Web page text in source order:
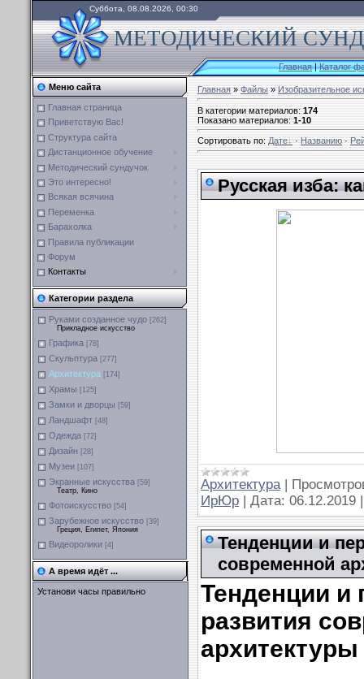
Суббота, 08.08.2026, 00:30
МЕТОДИЧЕСКИЙ
Главная|Каталог
Меню сайта
Главная страница
Приветствую Вас!
Структура сайта
Дистанционное обучение
Методический сундучок
Это интересно!
Всякая всячина
Переменка
Барахолка
Правила публикации
Форум
Контакты
Категории раздела
Руками созданное чудо [262]
Прикладное искусство
Графика [78]
Скульптура [277]
Архитектура [174]
Храмы [125]
Замки и дворцы [59]
Ландшафт [48]
Одежда [72]
Дизайн [28]
Музеи [107]
Экранные искусства [59]
Театр, Кино
Фотоискусство [54]
Зарубежное искусство [39]
Греция, Египет, Япония
Видеоролики [4]
А время идёт ...
Установи часы правильно
Главная»Файлы»Изобразительное
В категории материалов:174
Показано материалов:1-10
Сортировать по:Дате ·Названию·
Русская изба:
Архитектура|
ИрЮр | Дата: 06.12.2019
Тенденции и
современной
Тенденции и
развития
архитектуры